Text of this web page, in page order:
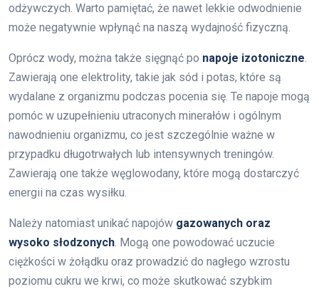
odżywczych. Warto pamiętać, że nawet lekkie odwodnienie
może negatywnie wpłynąć na naszą wydajność fizyczną.
Oprócz wody, można także sięgnąć po napoje izotoniczne.
Zawierają one elektrolity, takie jak sód i potas, które są
wydalane z organizmu podczas pocenia się. Te napoje mogą
pomóc w uzupełnieniu utraconych minerałów i ogólnym
nawodnieniu organizmu, co jest szczególnie ważne w
przypadku długotrwałych lub intensywnych treningów.
Zawierają one także węglowodany, które mogą dostarczyć
energii na czas wysiłku.
Należy natomiast unikać napojów gazowanych oraz
wysoko słodzonych. Mogą one powodować uczucie
ciężkości w żołądku oraz prowadzić do nagłego wzrostu
poziomu cukru we krwi, co może skutkować szybkim